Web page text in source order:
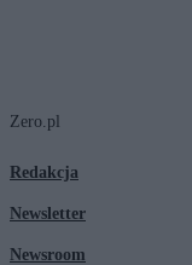
Zero.pl
Redakcja
Newsletter
Newsroom